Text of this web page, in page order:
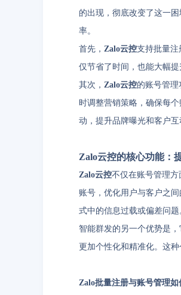
的出现，彻底改变了这一
率。
首先， Zalo云控支持批量注
仅节省了时间，也能大幅
其次， Zalo云控的账号管
时调整营销策略，确保每
动，提升品牌曝光和客户互
Zalo云控的核心功能：
Zalo云控不仅在账号管理
账号，优化用户与客户之
式中的信息过载或偏差问题
智能群发的另一个优势是
更加个性化和精准化。这
Zalo批量注册与账号管理